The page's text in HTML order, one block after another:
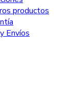
productos
Envíos